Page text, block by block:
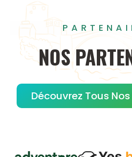
NOS
Découvrez Tous